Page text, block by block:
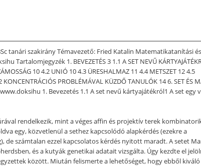
tanári szakirány Témavezető: Fried Katalin Matematikatanítási
1. BEVEZETÉS 3 1.1 A SET NEVŰ
10 4.2 UNIÓ 10 4.3 ÜRESHALMAZ 11 4.4 METSZET 12 4.5
PROBLÉMÁVAL KÜZDŐ TANULÓK 14 6. SET ÉS
www.doksihu 1. Bevezetés 1.1 A set nevű kártyajátékról1 A set egy
rendelkezik, mint a véges affin és projektív terek
egy, közvetlenül a sethez kapcsolódó alapkérdés (ezekre a
számtalan ezzel kapcsolatos kérdés nyitott maradt. A setet
és a kutyák genetikai adatait vizsgálta. Úgy kezdte el
között. Miután felismerte a lehetőséget, hogy ebből kiváló